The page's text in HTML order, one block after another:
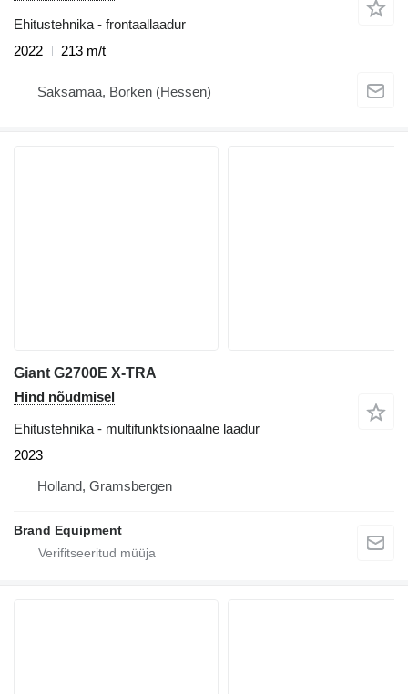
Ehitustehnika - frontaallaadur
2022
213 m/t
Saksamaa, Borken (Hessen)
Giant G2700E X-TRA
Hind nõudmisel
Ehitustehnika - multifunktsionaalne laadur
2023
Holland, Gramsbergen
Brand Equipment